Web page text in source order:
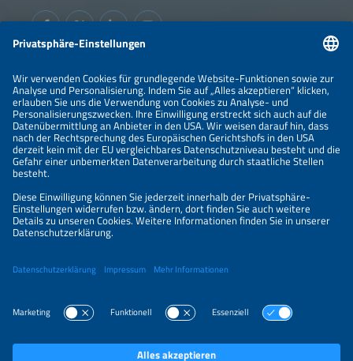
Informationen
IMPRESSUM
KONTAKT
ÜBER UNS
VERANSTALTER
PREISÜBERSICHT
DATENSCHUTZERKLÄRUNG